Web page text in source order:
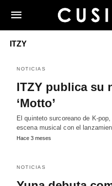
ITZY
NOTICIAS
ITZY publica su
‘Motto’
El quinteto surcoreano de K-
escena musical con el
Hace 3 meses
NOTICIAS